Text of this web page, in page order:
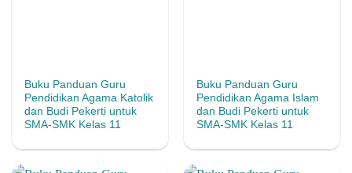
Buku Panduan Guru
Pendidikan Agama Katolik
dan Budi Pekerti untuk
SMA-SMK Kelas 11
Buku Panduan Guru
Pendidikan Agama Islam
dan Budi Pekerti untuk
SMA-SMK Kelas 11